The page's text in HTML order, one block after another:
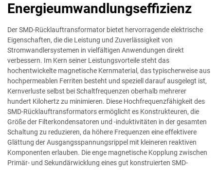
Energieumwandlungseffizienz
Der SMD-Rücklauftransformator bietet hervorragende elektrische
Eigenschaften, die die Leistung und Zuverlässigkeit von
Stromwandlersystemen in vielfältigen Anwendungen direkt
verbessern. Im Kern seiner Leistungsvorteile steht das
hochentwickelte magnetische Kernmaterial, das typischerweise aus
hochpermeablen Ferriten besteht und speziell darauf ausgelegt ist,
Kernverluste selbst bei Schaltfrequenzen oberhalb mehrerer
hundert Kilohertz zu minimieren. Diese Hochfrequenzfähigkeit des
SMD-Rücklauftransformators ermöglicht es Konstrukteuren, die
Größe der Filterkondensatoren und -induktivitäten in der gesamten
Schaltung zu reduzieren, da höhere Frequenzen eine effektivere
Glättung der Ausgangsspannungsrippel mit kleineren reaktiven
Komponenten erlauben. Die enge magnetische Kopplung zwischen
Primär- und Sekundärwicklung eines gut konstruierten SMD-